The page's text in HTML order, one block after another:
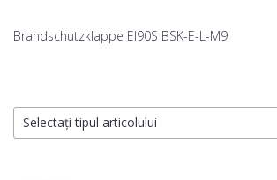
Brandschutzklappe EI90S BSK-E-L-M9
Selectați tipul articolului